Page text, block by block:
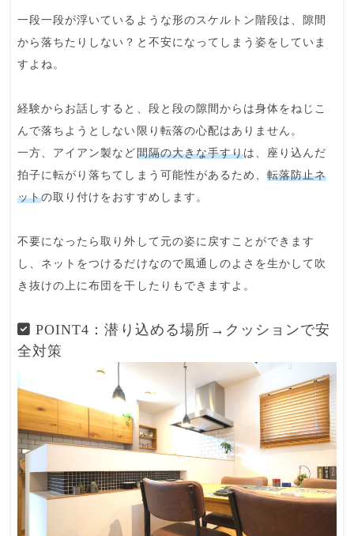
一段一段が浮いているような形のスケルトン階段は、隙間
から落ちたりしない？と不安になってしまう姿をしていま
すよね。
経験からお話しすると、 段と段の隙間 からは身体をねじこ
んで落ちようとしない限り 転落の心配はありません 。
一方、アイアン製など間隔の大きな手すりは、座り込んだ
拍子に転がり落ちてしまう 可能性があるため、転落防止ネ
ットの取り付けをおすすめします。
不要になったら取り外して元の姿に戻すことができます
し、ネットをつけるだけなので風通しのよさを生かして吹
き抜けの上に布団を干したりもできますよ。
POINT4：潜り込める場所→クッションで安
全対策